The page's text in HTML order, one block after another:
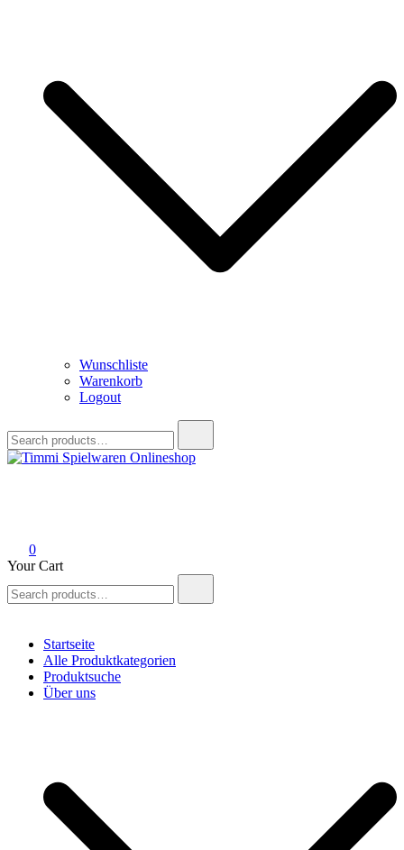
Wunschliste
Warenkorb
Logout
for:
0
Your Cart
for:
Startseite
Alle Produktkategorien
Produktsuche
Über uns